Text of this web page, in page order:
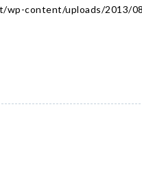
content/uploads/2013/